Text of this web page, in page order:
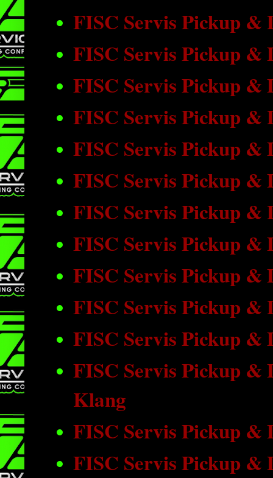
FISC Servis Pickup &
FISC Servis Pickup
FISC Servis Pickup
FISC Servis Pickup
FISC Servis Pickup &
FISC Servis Pickup &
FISC Servis Pickup
FISC Servis Pickup &
FISC Servis Pickup &
FISC Servis Pickup
FISC Servis Pickup
FISC Servis Pickup &
Klang
FISC Servis Pickup &
FISC Servis Pickup &